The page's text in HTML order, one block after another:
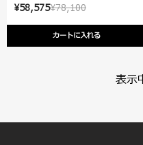
¥78,100
¥58,575
カートに入れる
表示